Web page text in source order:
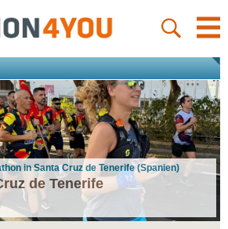
in Santa Cruz de Tenerife (Spanien)
de Tenerife